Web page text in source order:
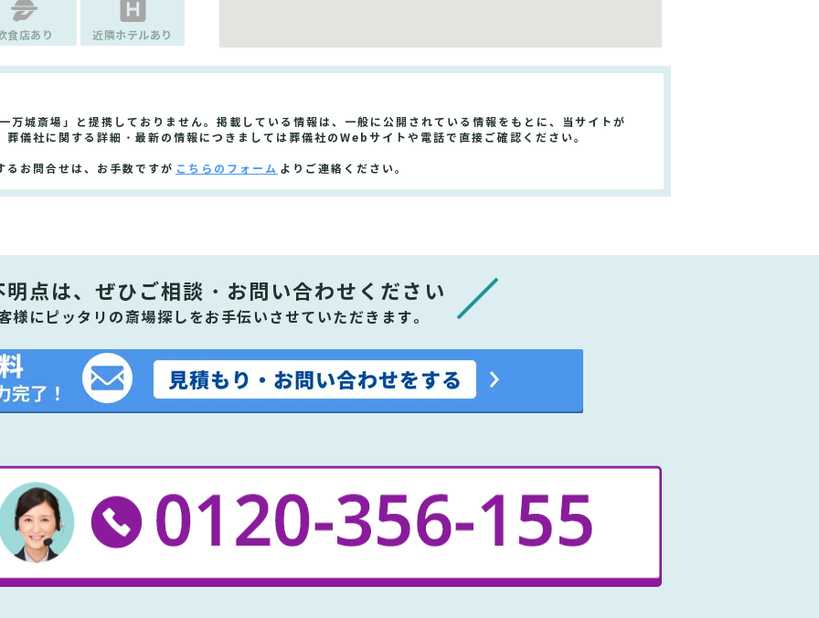
食店あり 近隣ホテルあり
万城斎場」と提携しておりません。掲載している情報は、一般に公開されている情報をもとに、当サイトが
儀社に関する詳細・最新の情報につきましては葬儀社のWebサイトや電話で直接ご確認ください。
るお問合せは、お手数ですが こちらのフォーム よりご連絡ください。
明点は、ぜひ ご相談・お問い合わせください
様にピッタリの斎場探しをお手伝いさせていただきます。